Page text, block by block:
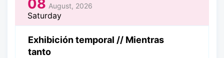
08 August, 2026
Saturday
Exhibición temporal // Mientras
tanto